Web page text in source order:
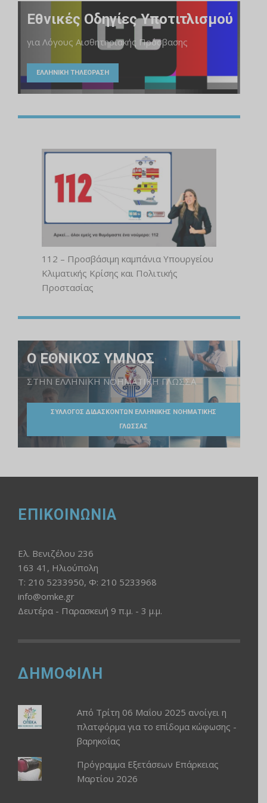
Εθνικές Οδηγίες Υποτιτλισμού
για Λόγους Αισθητηριακής Πρόσβασης
ΕΛΛΗΝΙΚΗ ΤΗΛΕΟΡΑΣΗ
112 – Προσβάσιμη καμπάνια Υπουργείου
Κλιματικής Κρίσης και Πολιτικής
Προστασίας
Ο ΕΘΝΙΚΟΣ ΥΜΝΟΣ
ΣΤΗΝ ΕΛΛΗΝΙΚΗ ΝΟΗΜΑΤΙΚΗ ΓΛΩΣΣΑ
ΣΥΛΛΟΓΟΣ ΔΙΔΑΣΚΟΝΤΩΝ ΕΛΛΗΝΙΚΗΣ ΝΟΗΜΑΤΙΚΗΣ
ΓΛΩΣΣΑΣ
ΕΠΙΚΟΙΝΩΝΙΑ
Ελ. Βενιζέλου 236
163 41, Ηλιούπολη
Τ: 210 5233950, Φ: 210 5233968
info@omke.gr
Δευτέρα - Παρασκευή 9 π.μ. - 3 μ.μ.
ΔΗΜΟΦΙΛΗ
Από Τρίτη 06 Μαΐου 2025 ανοίγει η
πλατφόρμα για το επίδομα κώφωσης -
βαρηκοΐας
Πρόγραμμα Εξετάσεων Επάρκειας
Μαρτίου 2026